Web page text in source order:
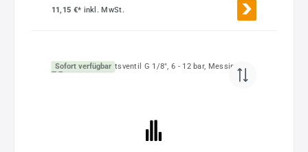
11,15 €* inkl. MwSt.
Sofort verfügbar